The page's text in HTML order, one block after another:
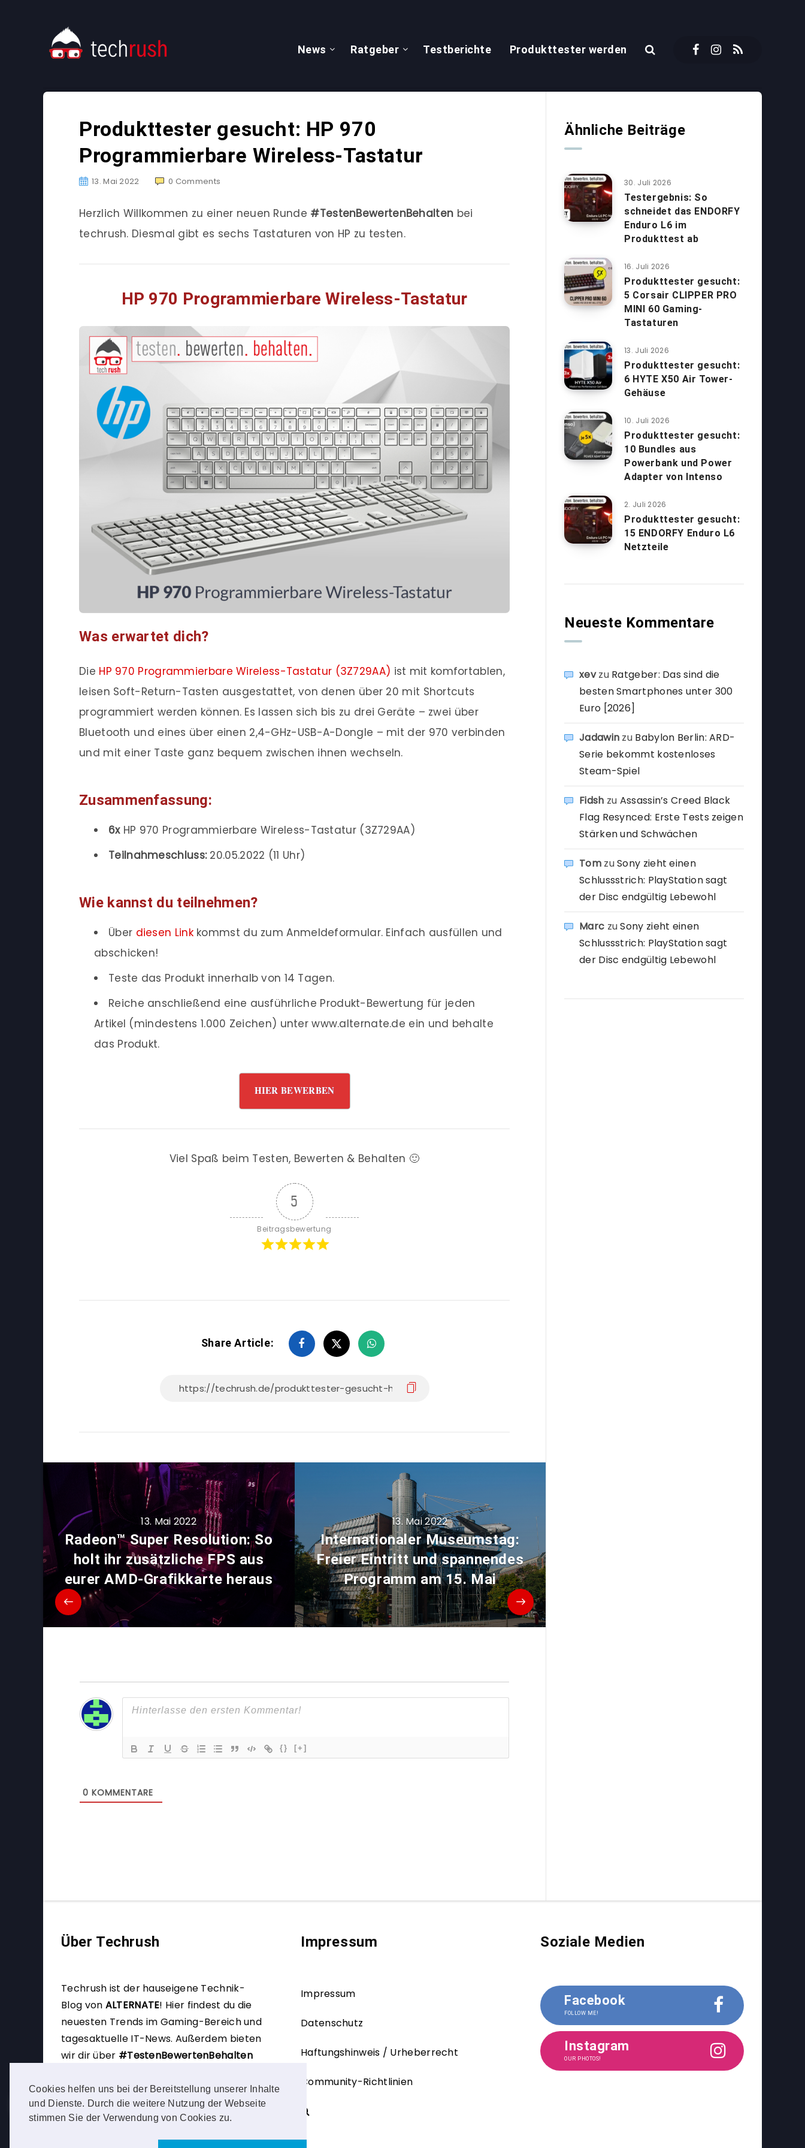
Cookies helfen uns bei der Bereitstellung unserer Inhalte
und Dienste. Durch die weitere Nutzung der Webseite
stimmen Sie der Verwendung von Cookies zu.
News Ratgeber Testberichte Produkttester werden
Produkttester gesucht: HP 970
Programmierbare Wireless-Tastatur
13. Mai 2022 0 Comments
Herzlich Willkommen zu einer neuen Runde #TestenBewertenBehalten bei
techrush. Diesmal gibt es sechs Tastaturen von HP zu testen.
HP 970 Programmierbare Wireless-Tastatur
Was erwartet dich?
Die HP 970 Programmierbare Wireless-Tastatur (3Z729AA) ist mit komfortablen,
leisen Soft-Return-Tasten ausgestattet, von denen über 20 mit Shortcuts
programmiert werden können. Es lassen sich bis zu drei Geräte – zwei über
Bluetooth und eines über einen 2,4-GHz-USB-A-Dongle – mit der 970 verbinden
und mit einer Taste ganz bequem zwischen ihnen wechseln.
Zusammenfassung:
6x HP 970 Programmierbare Wireless-Tastatur (3Z729AA)
Teilnahmeschluss:20.05.2022 (11 Uhr)
Wie kannst du teilnehmen?
Über diesen Linkkommst du zum Anmeldeformular. Einfach ausfüllen und
abschicken!
Teste das Produkt innerhalb von 14 Tagen.
Reiche anschließend eine ausführliche Produkt-Bewertung für jeden
Artikel (mindestens 1.000 Zeichen) unter www.alternate.de ein und behalte
das Produkt.
HIER BEWERBEN
Viel Spaß beim Testen, Bewerten & Behalten 🙂
5
Beitragsbewertung
Share Article:
13. Mai 2022
Radeon™ Super Resolution: So
holt ihr zusätzliche FPS aus
eurer AMD-Grafikkarte heraus
13. Mai 2022
Internationaler Museumstag:
Freier Eintritt und spannendes
Programm am 15. Mai
{} [+]
0 KOMMENTARE
Ähnliche Beiträge
30. Juli 2026
Testergebnis: So
schneidet das ENDORFY
Enduro L6 im
Produkttest ab
16. Juli 2026
Produkttester gesucht:
5 Corsair CLIPPER PRO
MINI 60 Gaming-
Tastaturen
13. Juli 2026
Produkttester gesucht:
6 HYTE X50 Air Tower-
Gehäuse
10. Juli 2026
Produkttester gesucht:
10 Bundles aus
Powerbank und Power
Adapter von Intenso
2. Juli 2026
Produkttester gesucht:
15 ENDORFY Enduro L6
Netzteile
Neueste Kommentare
xevzu Ratgeber: Das sind die
besten Smartphones unter 300
Euro [2026]
Jadawin zu Babylon Berlin: ARD-
Serie bekommt kostenloses
Steam-Spiel
Fidsh zu Assassin’s Creed Black
Flag Resynced: Erste Tests zeigen
Stärken und Schwächen
TomzuSony zieht einen
Schlussstrich: PlayStation sagt
der Disc endgültig Lebewohl
Marc zuSony zieht einen
Schlussstrich: PlayStation sagt
der Disc endgültig Lebewohl
Über Techrush
Techrush ist der hauseigene Technik-
Blog von ALTERNATE! Hier findest du die
neuesten Trends im Gaming-Bereich und
tagesaktuelle IT-News. Außerdem bieten
wir dir über #TestenBewertenBehalten
werden.
Impressum
Impressum
Datenschutz
Haftungshinweis / Urheberrecht
Community-Richtlinien
Soziale Medien
Facebook
FOLLOW ME!
Instagram
OUR PHOTOS!